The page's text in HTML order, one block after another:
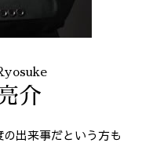
介
出来事だという方も